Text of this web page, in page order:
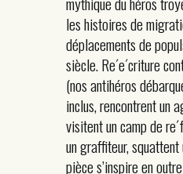
les histoires de
déplacements de
siècle. Re´e´criture
(nos antihéros
inclus, rencontrent un
visitent un camp de
un graffiteur,
pièce s’inspire en